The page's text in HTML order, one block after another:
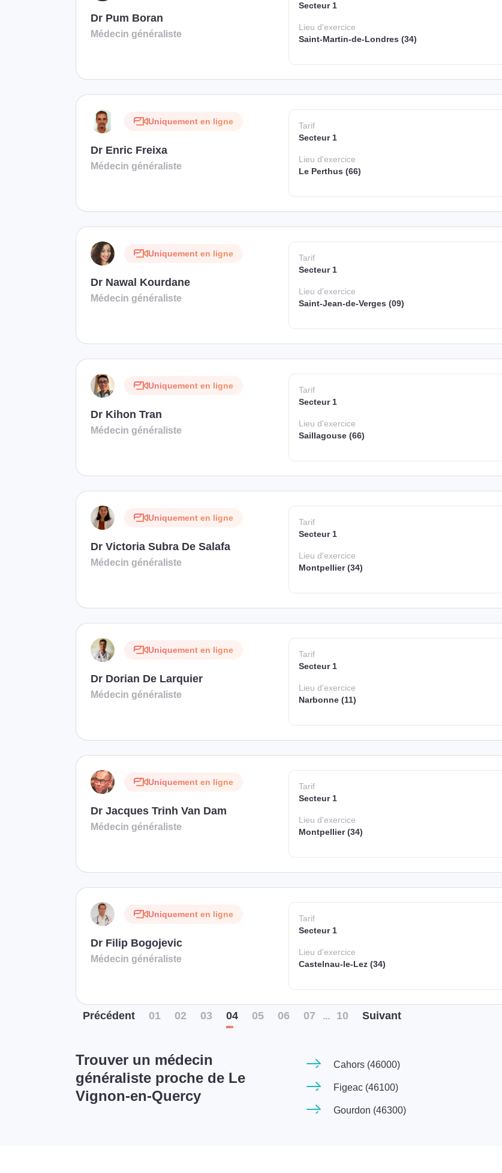
Dr Pum Boran
Médecin généraliste
Secteur 1
Lieud'exercice
Saint-Martin-de-Londres (34)
Uniquement en ligne
Dr Enric Freixa
Médecin généraliste
Tarif
Secteur 1
Lieud'exercice
Le Perthus (66)
Uniquement en ligne
Dr Nawal Kourdane
Médecin généraliste
Tarif
Secteur 1
Lieud'exercice
Saint-Jean-de-Verges (09)
Uniquement en ligne
Dr Kihon Tran
Médecin généraliste
Tarif
Secteur 1
Lieud'exercice
Saillagouse (66)
Uniquement en ligne
Dr Victoria Subra De Salafa
Médecin généraliste
Tarif
Secteur 1
Lieud'exercice
Montpellier (34)
Uniquement en ligne
Dr Dorian De Larquier
Médecin généraliste
Tarif
Secteur 1
Lieud'exercice
Narbonne (11)
Uniquement en ligne
Dr Jacques Trinh Van Dam
Médecin généraliste
Tarif
Secteur 1
Lieud'exercice
Montpellier (34)
Uniquement en ligne
Dr Filip Bogojevic
Médecin généraliste
Tarif
Secteur 1
Lieud'exercice
Castelnau-le-Lez (34)
Précédent 01 02 03 04 05 06 07 ... 10 Suivant
Trouver un médecin
généraliste proche de Le
Vignon-en-Quercy
Cahors (46000)
Figeac (46100)
Gourdon (46300)